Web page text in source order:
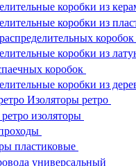
коробки из
коробки из
коробок
коробки из
коробок
коробки из
Изоляторы ретро
изоляторы
пластиковые
универсальный